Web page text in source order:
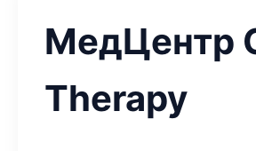
МедЦентр
Therapy